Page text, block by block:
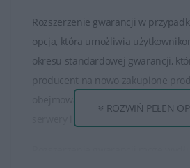
Rozszerzenie gwarancji w
opcja, która umożliwia
okresu standardowej gwarancji,
producent na nowo zakupione
ROZWIŃ PEŁEN